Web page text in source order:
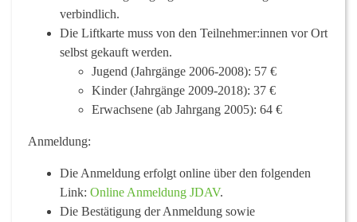
verbindlich.
Die Liftkarte muss von den Teilnehmer:innen vor Ort
selbst gekauft werden.
Jugend (Jahrgänge 2006-2008): 57 €
Kinder (Jahrgänge 2009-2018): 37 €
Erwachsene (ab Jahrgang 2005): 64 €
Anmeldung:
Die Anmeldung erfolgt online über den folgenden
Link: Online Anmeldung JDAV.
Die Bestätigung der Anmeldung sowie